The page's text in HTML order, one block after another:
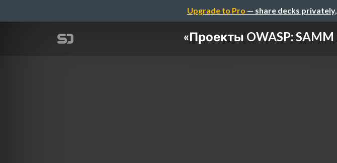
Upgrade to Pro — share decks
«Проекты OWASP: